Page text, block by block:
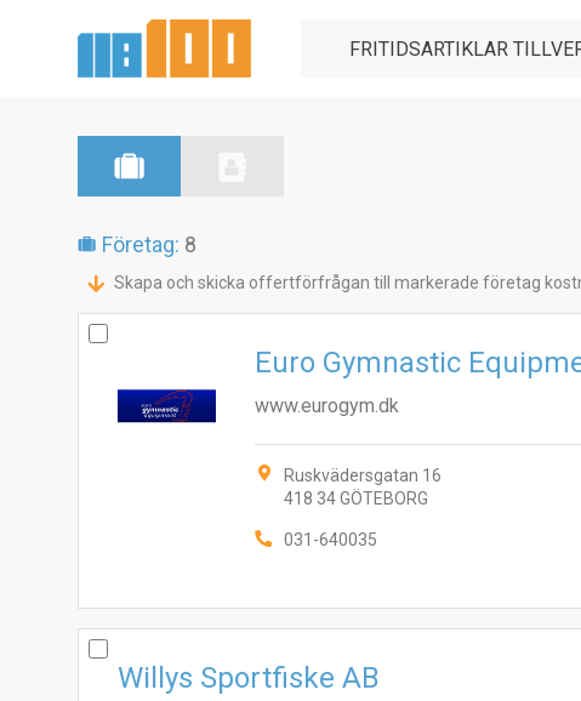
Företag: 8
Skapa och skicka offertförfrågan till markerade företag
Euro Gymnastic
www.eurogym.dk
Ruskvädersgatan 16
418 34 GÖTEBORG
031-640035
Willys Sportfiske AB